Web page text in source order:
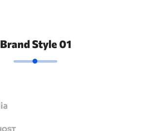
Brand Style 01